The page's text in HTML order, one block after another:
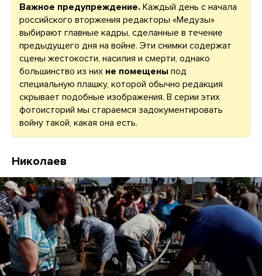
Важное предупреждение. Каждый день с начала
российского вторжения редакторы «Медузы»
выбирают главные кадры, сделанные в течение
предыдущего дня на войне. Эти снимки содержат
сцены жестокости, насилия и смерти, однако
большинство из них не помещены под
специальную плашку, которой обычно редакция
скрывает подобные изображения. В серии этих
фотоисторий мы стараемся задокументировать
войну такой, какая она есть.
Николаев